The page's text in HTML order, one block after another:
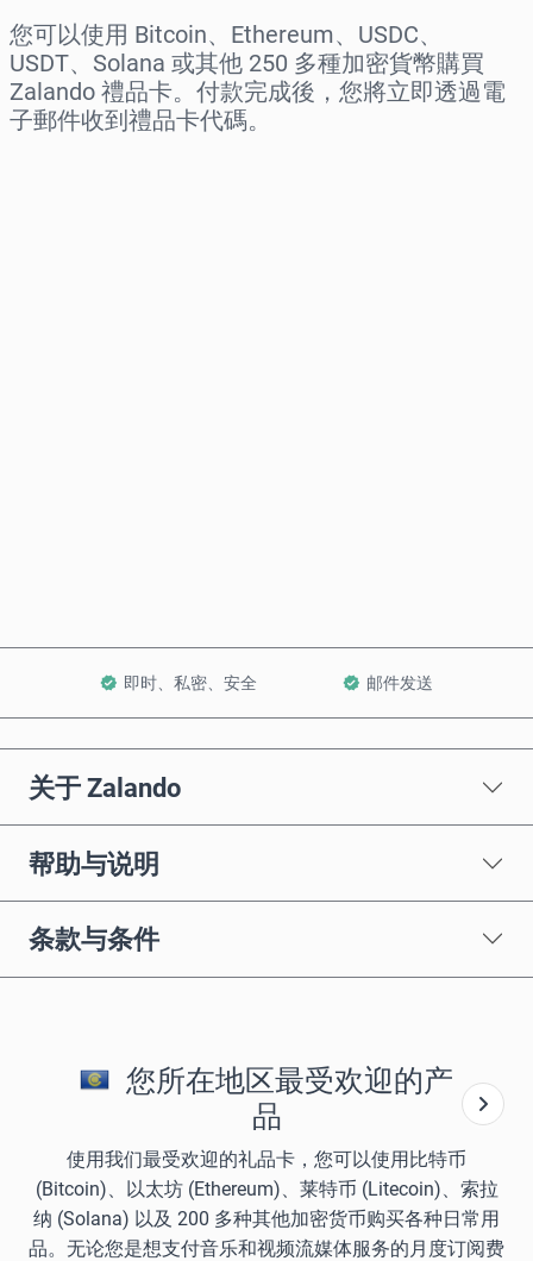
您可以使用 Bitcoin、Ethereum、USDC、
USDT、Solana 或其他 250 多種加密貨幣購買
Zalando 禮品卡。付款完成後，您將立即透過電
子郵件收到禮品卡代碼。
即时、私密、安全 邮件发送
关于 Zalando
帮助与说明
条款与条件
您所在地区最受欢迎的产
品
使用我们最受欢迎的礼品卡，您可以使用比特币
(Bitcoin)、以太坊 (Ethereum)、莱特币 (Litecoin)、索拉
纳 (Solana) 以及 200 多种其他加密货币购买各种日常用
品。无论您是想支付音乐和视频流媒体服务的月度订阅费